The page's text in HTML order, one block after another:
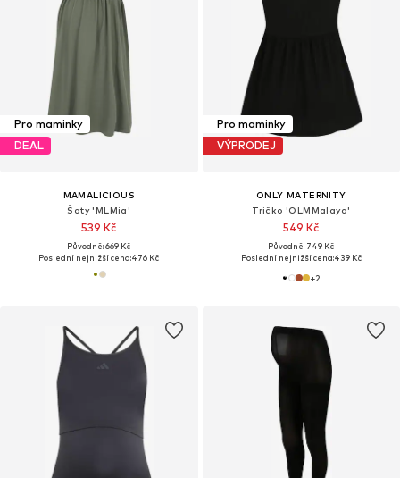
Pro maminky
DEAL
MAMALICIOUS
Šaty 'MLMia'
539 Kč
Původně: 669 Kč
Poslední nejnižší cena:476 Kč
Pro maminky
VÝPRODEJ
ONLY MATERNITY
Tričko 'OLMMalaya'
549 Kč
Původně: 749 Kč
Poslední nejnižší cena:439 Kč
+2